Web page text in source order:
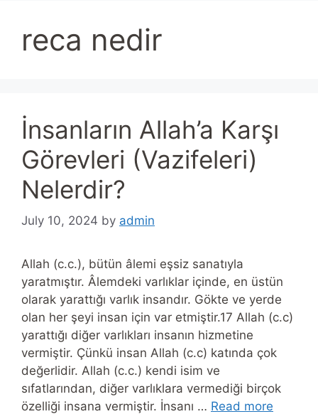
reca nedir
İnsanların Allah’a Karşı
Görevleri (Vazifeleri)
Nelerdir?
July 10, 2024 by admin
Allah (c.c.), bütün âlemi eşsiz sanatıyla
yaratmıştır. Âlemdeki varlıklar içinde, en üstün
olarak yarattığı varlık insandır. Gökte ve yerde
olan her şeyi insan için var etmiştir.17 Allah (c.c)
yarattığı diğer varlıkları insanın hizmetine
vermiştir. Çünkü insan Allah (c.c) katında çok
değerlidir. Allah (c.c.) kendi isim ve
sıfatlarından, diğer varlıklara vermediği birçok
özelliği insana vermiştir. İnsanı … Read more